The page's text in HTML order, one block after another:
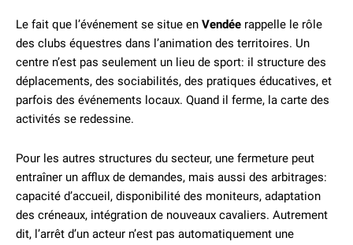
Le fait que l’événement se situe en Vendée rappelle le rôle
des clubs équestres dans l’animation des territoires. Un
centre n’est pas seulement un lieu de sport: il structure des
déplacements, des sociabilités, des pratiques éducatives, et
parfois des événements locaux. Quand il ferme, la carte des
activités se redessine.
Pour les autres structures du secteur, une fermeture peut
entraîner un afflux de demandes, mais aussi des arbitrages:
capacité d’accueil, disponibilité des moniteurs, adaptation
des créneaux, intégration de nouveaux cavaliers. Autrement
dit, l’arrêt d’un acteur n’est pas automatiquement une